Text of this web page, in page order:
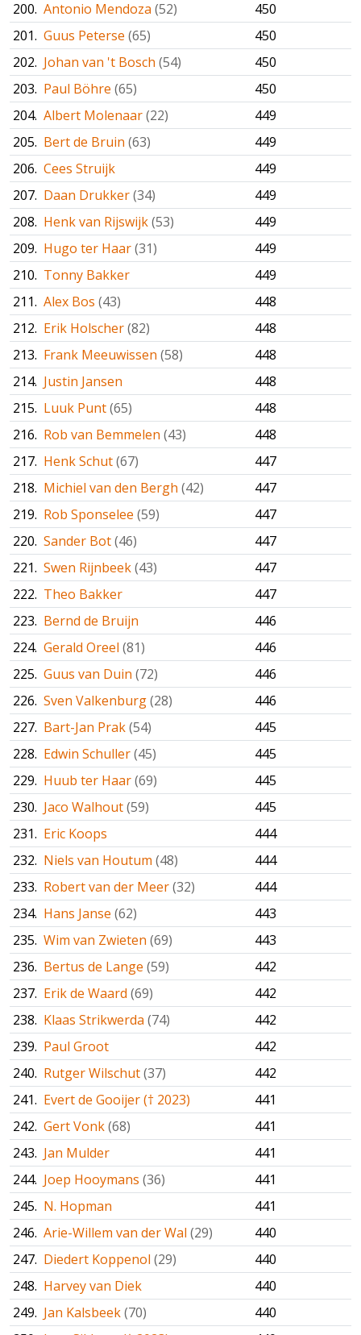
200. Antonio Mendoza (52)
450
201. Guus Peterse (65)
450
202. Johan van 't Bosch (54)
450
203. Paul Böhre (65)
450
204. Albert Molenaar(22)
449
205. Bert de Bruin (63)
449
206. Cees Struijk
449
207. Daan Drukker(34)
449
208. Henk van Rijswijk(53)
449
209. Hugo ter Haar(31)
449
210. Tonny Bakker
449
211. Alex Bos (43)
448
212. Erik Holscher(82)
448
213. Frank Meeuwissen (58)
448
214. Justin Jansen
448
215. Luuk Punt(65)
448
216. Rob van Bemmelen (43)
448
217. Henk Schut(67)
447
218. Michiel van den Bergh (42)
447
219. Rob Sponselee (59)
447
220. Sander Bot(46)
447
221. Swen Rijnbeek(43)
447
222. Theo Bakker
447
223. Bernd de Bruijn
446
224. Gerald Oreel (81)
446
225. Guus van Duin (72)
446
226. Sven Valkenburg(28)
446
227. Bart-Jan Prak(54)
445
228. Edwin Schuller(45)
445
229. Huub ter Haar(69)
445
230. Jaco Walhout(59)
445
231. Eric Koops
444
232. Niels van Houtum (48)
444
233. Robert van der Meer(32)
444
234. Hans Janse (62)
443
235. Wim van Zwieten (69)
443
236. Bertus de Lange (59)
442
237. Erik de Waard (69)
442
238. Klaas Strikwerda (74)
442
239. Paul Groot
442
240. Rutger Wilschut(37)
442
241. Evert de Gooijer († 2023)
441
242. Gert Vonk(68)
441
243. Jan Mulder
441
244. Joep Hooymans (36)
441
245. N. Hopman
441
246. Arie-Willem van der Wal (29)
440
247. Diedert Koppenol (29)
440
248. Harvey van Diek
440
249. Jan Kalsbeek(70)
440